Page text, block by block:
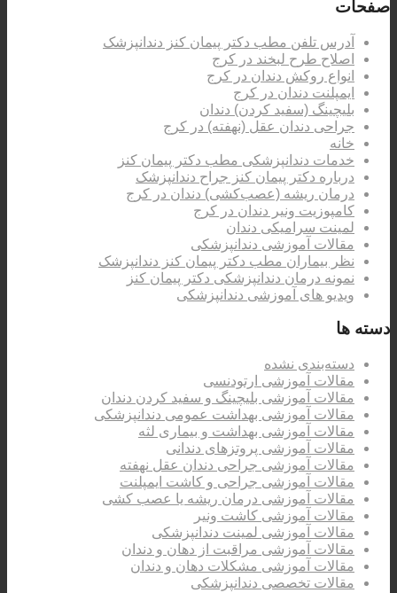
صفحات
آدرس تلفن مطب دکتر پیمان کنز دندانپزشک
اصلاح طرح لبخند در کرج
انواع روکش دندان در کرج
ایمپلنت دندان در کرج
بلیچینگ (سفید کردن) دندان
جراحی دندان عقل (نهفته) در کرج
خانه
خدمات دندانپزشکی مطب دکتر پیمان کنز
درباره دکتر پیمان کنز جراح دندانپزشک
درمان ریشه (عصب‌کشی) دندان در کرج
کامپوزیت ونیر دندان در کرج
لمینت سرامیکی دندان
مقالات آموزشی دندانپزشکی
نظر بیماران مطب دکتر پیمان کنز دندانپزشک
نمونه درمان دندانپزشکی دکتر پیمان کنز
ویدیو های آموزشی دندانپزشکی
دسته ها
دسته‌بندی نشده
مقالات آموزشی ارتودنسی
مقالات آموزشی بلیچینگ و سفید کردن دندان
مقالات آموزشی بهداشت عمومی دندانپزشکی
مقالات آموزشی بهداشت و بیماری لثه
مقالات آموزشی پروتزهای دندانی
مقالات آموزشی جراحی دندان عقل نهفته
مقالات آموزشی جراحی و کاشت ایمپلنت
مقالات آموزشی درمان ریشه یا عصب کشی
مقالات آموزشی کاشت ونیر
مقالات آموزشی لمینت دندانپزشکی
مقالات آموزشی مراقبت از دهان و دندان
مقالات آموزشی مشکلات دهان و دندان
مقالات تخصصی دندانپزشکی